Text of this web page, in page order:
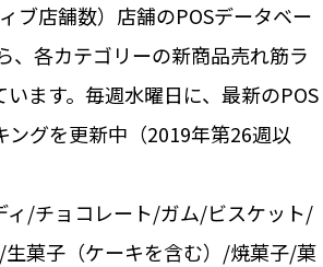
ブ店舗数）店舗のPOSデータベー
、各カテゴリーの新商品売れ筋ラ
います。毎週水曜日に、最新のPOS
ングを更新中（2019年第26週以
/チョコレート/ガム/ビスケット/
菓子（ケーキを含む）/焼菓子/菓